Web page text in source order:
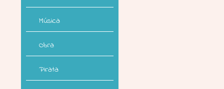
Música
Obra
Pirata